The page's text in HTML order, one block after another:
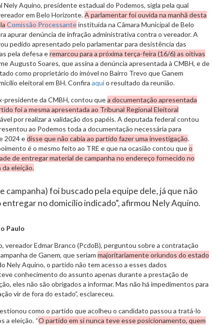
Nely Aquino, presidente estadual do Podemos, sigla pela qual
em Belo Horizonte.A parlamentar foi ouvida na manhã desta
Comissão Processanteinstituída na Câmara Municipal de Belo
apurar denúncia de infração administrativa contra o vereador. A
pedido apresentado pelo parlamentar para desistência das
pela defesa eremarcou para a próxima terça-feira (16/6) as oitivas
Augusto Soares, que assina a denúncia apresentada à CMBH, e de
como proprietário do imóvel no Bairro Trevo que Ganem
eleitoral em BH. Confira aquio resultado da reunião.
presidente da CMBH, contou quea documentação apresentada
foi a mesma apresentada ao Tribunal Regional Eleitoral
por realizar a validação dos papéis. A deputada federal contou
ao Podemos toda a documentação necessária para
2024 edisse que não cabia ao partido fazer uma investigação.
é o mesmo feito ao TRE e que na ocasião contou queo
de entregar material de campanha no endereço fornecido no
da eleição.
campanha) foi buscado pela equipe dele, já que não
no domicílio indicado”, afirmou Nely Aquino.
Paulo
vereador Edmar Branco (PcdoB), perguntou sobre a contratação
de Ganem, que seriam majoritariamente oriundos do estado
Nely Aquino, o partido não tem acesso a esses dados
conhecimento do assunto apenas durante a prestação de
eles não são obrigados a informar. Mas não há impedimentos para
vir de fora do estado”, esclareceu.
como o partido que acolheu o candidato passou a tratá-lo
a eleição. “O partido em si nunca teve esse posicionamento, quem